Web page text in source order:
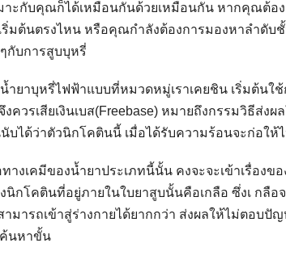
าะกับคุณก็ได้เหมือนกันด้วยเหมือนกัน หากคุณต้อ
ริ่มต้นตรงไหน หรือคุณกำลังต้องการมองหาลำดั
กับการสูบบุหรี่
ำยาบุหรี่ไฟฟ้าแบบที่หมวดหมู่เราเคยชิน เริ่มต้นใ
งควรเสียเงินเบส(Freebase) หมายถึงกรรมวิธีส่
บได้ว่าตัวนิกโคตินนี้ เมื่อได้รับความร้อนจะก่อให้
ทางเคมีของน้ำยาประเภทนี้นั้น คงจะจะเข้าเรื่อ
นิกโคตินที่อยู่ภายในใบยาสูบนั้นคือเกลือ ซึ่งเ กลื
ามารถเข้าสู่ร่างกายได้ยากกว่า ส่งผลให้ไม่ตอบ
นหาขั้น